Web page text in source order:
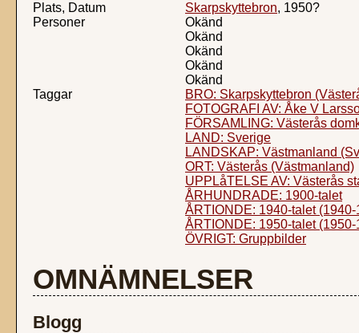
Plats, Datum Skarpskyttebron, 1950?
Personer
Okänd
Okänd
Okänd
Okänd
Okänd
Taggar
BRO: Skarpskyttebron
FOTOGRAFI AV: Åke V
FÖRSAMLING: Västerås
LAND: Sverige
LANDSKAP: Västmanland
ORT: Västerås (Västmanland)
UPPLåTELSE AV: Västerås
ÅRHUNDRADE: 1900-talet
ÅRTIONDE: 1940-talet (1940-
ÅRTIONDE: 1950-talet (1950-
ÖVRIGT: Gruppbilder
OMNÄMNELSER
Blogg